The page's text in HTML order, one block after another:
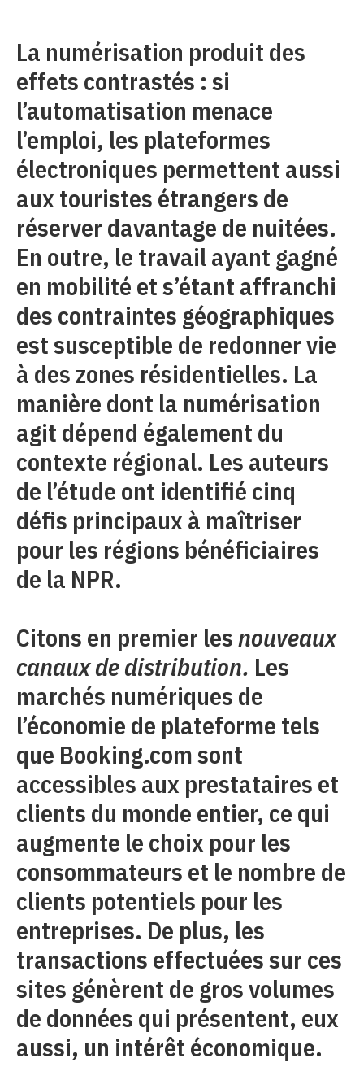
La numérisation produit des
effets contrastés : si
l’automatisation menace
l’emploi, les plateformes
électroniques permettent aussi
aux touristes étrangers de
réserver davantage de nuitées.
En outre, le travail ayant gagné
en mobilité et s’étant affranchi
des contraintes géographiques
est susceptible de redonner vie
à des zones résidentielles. La
manière dont la numérisation
agit dépend également du
contexte régional. Les auteurs
de l’étude ont identifié cinq
défis principaux à maîtriser
pour les régions bénéficiaires
de la NPR.
Citons en premier lesnouveaux
canaux de distribution. Les
marchés numériques de
l’économie de plateforme tels
que Booking.com sont
accessibles aux prestataires et
clients du monde entier, ce qui
augmente le choix pour les
consommateurs et le nombre de
clients potentiels pour les
entreprises. De plus, les
transactions effectuées sur ces
sites génèrent de gros volumes
de données qui présentent, eux
aussi, un intérêt économique.